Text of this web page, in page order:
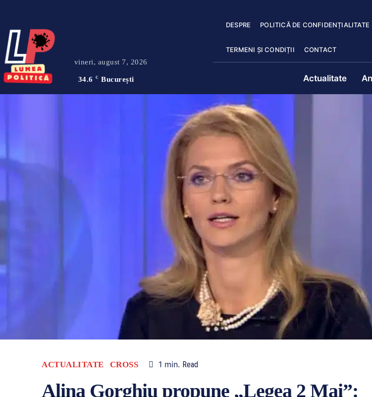
vineri, august 7, 2026
34.6 C București
DESPRE POLITICĂ DE CONFIDENȚIALITATE
TERMENI ȘI CONDIȚII CONTACT
Actualitate
ACTUALITATE CROSS 1 min. Read
Alina Gorghiu propune „Legea 2 Mai”: